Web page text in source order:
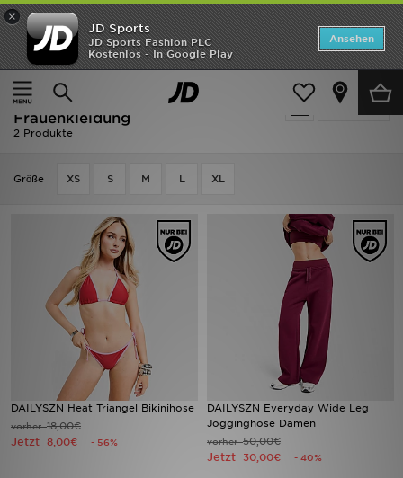
×
JD Sports
JD Sports Fashion PLC
Kostenlos - In Google Play
Ansehen
Home
Frauen Frauenkleidung
Verfeinern
Frauen - Rot DAILYSZN
Frauenkleidung
2 Produkte
Grӧße XS S M L XL
DAILYSZN Heat Triangel Bikinihose
vorher18,00€
Jetzt 8,00€ - 56%
DAILYSZN Everyday Wide Leg
Jogginghose Damen
vorher50,00€
Jetzt 30,00€ - 40%
ANGEBOTE
Neuheiten
Herren
Marken
Fußball
Lade die APP
Filialfinder